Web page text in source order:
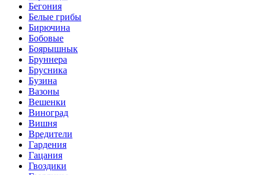
Бегония
Белые грибы
Бирючина
Бобовые
Боярышнык
Бруннера
Брусника
Бузина
Вазоны
Вешенки
Виноград
Вишня
Вредители
Гардения
Гацания
Гвоздики